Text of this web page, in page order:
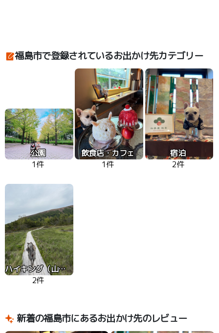
福島市で登録されているお出かけ先カテゴリー
公園
1件
飲食店・カフェ
1件
宿泊
2件
ハイキング（山、高原）
2件
新着の福島市にあるお出かけ先のレビュー